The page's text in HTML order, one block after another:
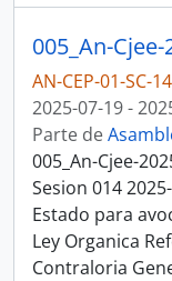
AN-CEP-01-SC-
2025-07-19 -
Parte de
005_An-Cjee-
Sesion 014
Estado para
Ley Organica
Contraloria